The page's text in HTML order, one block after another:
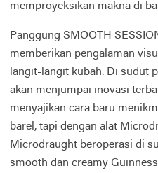
memproyeksikan makna di
Panggung SMOOTH
memberikan pengalaman
langit-langit kubah. Di sudut
akan menjumpai inovasi
menyajikan cara baru
barel, tapi dengan alat
Microdraught beroperasi di
smooth dan creamy